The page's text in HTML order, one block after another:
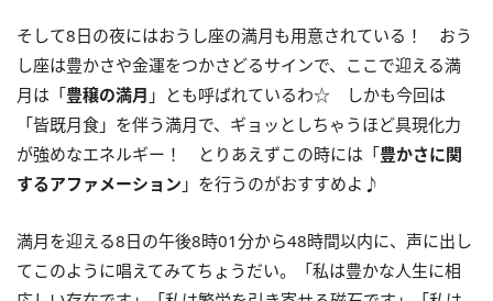
そして8日の夜にはおうし座の満月も用意されている！ おう
し座は豊かさや金運をつかさどるサインで、ここで迎える満
月は「豊穣の満月 」とも呼ばれているわ☆ しかも今回は
「皆既月食」を伴う満月で、ギョッとしちゃうほど具現化力
が強めなエネルギー！ とりあえずこの時には「豊かさに関
するアファメーション 」を行うのがおすすめよ♪
満月を迎える8日の午後8時01分から48時間以内に、声に出し
てこのように唱えてみてちょうだい。「私は豊かな人生に相